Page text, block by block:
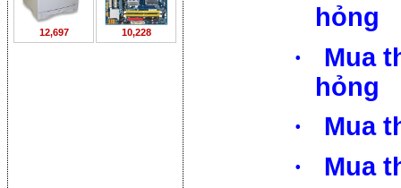
12,697 10,228
hỏng
·
Mua
hỏng
·
Mua
·
Mua